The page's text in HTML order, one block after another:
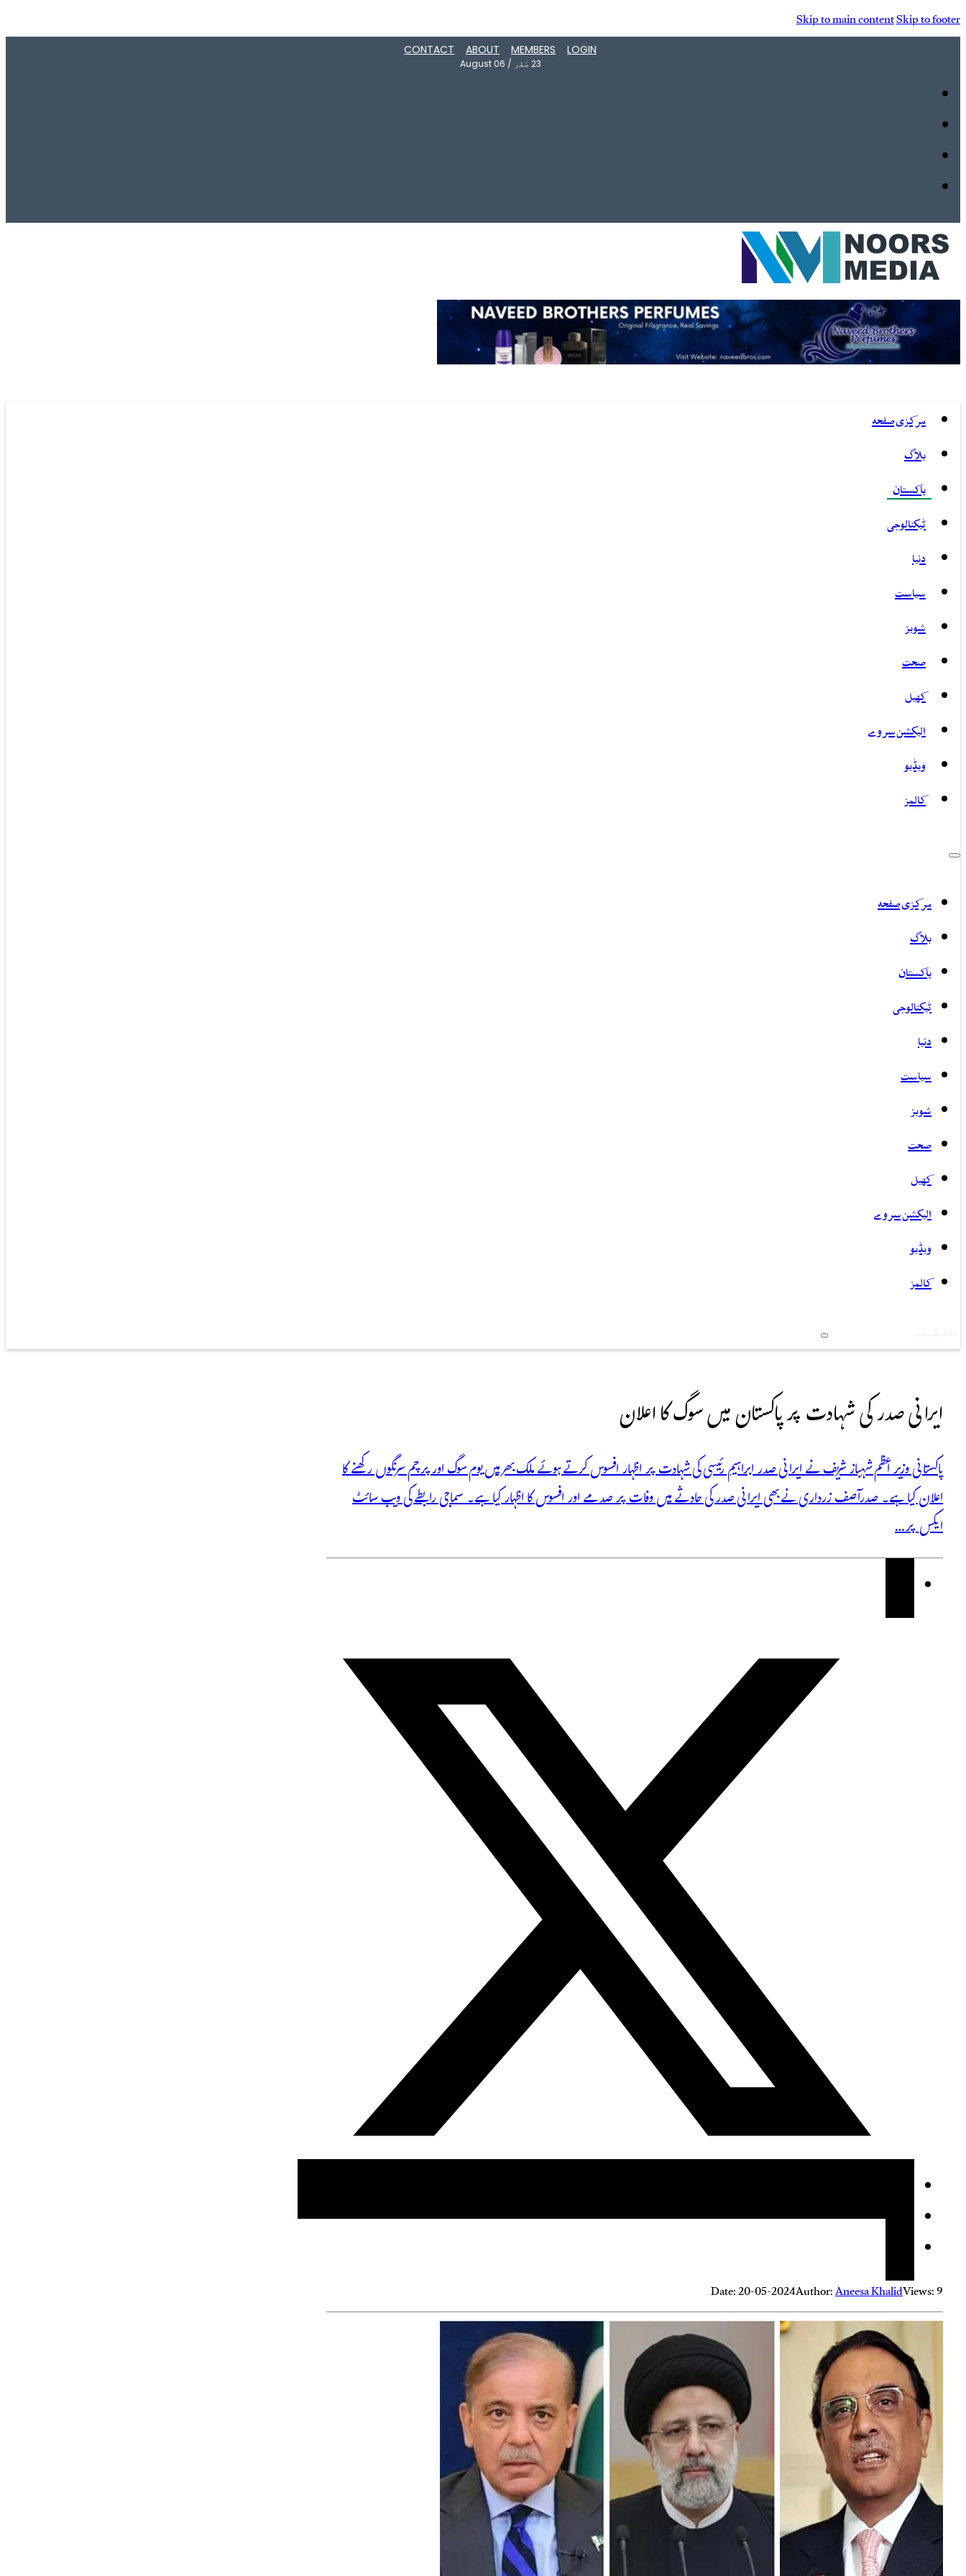
Skip to main contentSkip to footer
LOGIN
MEMBERS
ABOUT
CONTACT
23 صَفَر /
August 06
مرکزی صفحہ
بلاگ
پاکستان
ٹیکنالوجی
دنیا
سیاست
شوبز
صحت
کھیل
الیکشن سروے
ویڈیو
کالمز
مرکزی صفحہ
بلاگ
پاکستان
ٹیکنالوجی
دنیا
سیاست
شوبز
صحت
کھیل
الیکشن سروے
ویڈیو
کالمز
Search
ایرانی صدر کی شہادت پر پاکستان میں سوگ کا اعلان
پاکستانی وزیر اعظم شہباز شریف نے ایرانی صدر ابراہیم رئیسی کی شہادت پر اظہار افسوس کرتے ہوئے ملک بھر میں یوم سوگ اور پرچم سرنگوں رکھنے کا
اعلان کیا ہے۔ صدرآصف زرداری نے بھی ایرانی صدر کی حادثے میں وفات پر صدمے اور افسوس کا اظہار کیا ہے۔ سماجی رابطے کی ویب سائٹ
ایکس پر…
Date: 20-05-2024Author:Aneesa KhalidViews: 9